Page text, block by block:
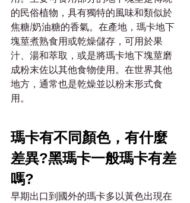
的民俗植物，具有獨特的風味和類似於
焦糖/奶油糖的香氣。在產地，瑪卡地下
塊莖煮熟食用或乾燥儲存，可用於果
汁、湯和萃取，或是將瑪卡地下塊莖磨
成粉末佐以其他食物使用。在世界其他
地方，通常也是乾燥並以粉末形式食
用。
瑪卡有不同顏色，有什麼
差異?黑瑪卡一般瑪卡有差
嗎?
早期出口到國外的瑪卡多以黃色出現在